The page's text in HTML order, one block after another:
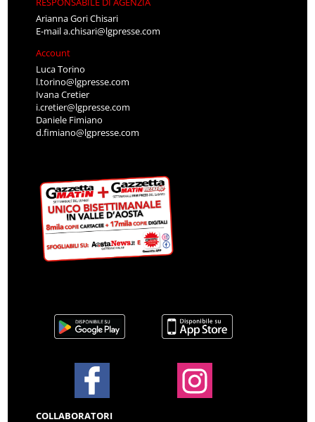
Arianna Gori Chisari
E-maila.chisari@lgpresse.com
Account
Luca Torino
l.torino@lgpresse.com
Ivana Cretier
i.cretier@lgpresse.com
Daniele Fimiano
d.fimiano@lgpresse.com
COLLABORATORI